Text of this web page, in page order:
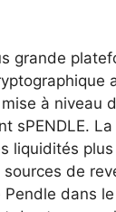
grande
à niveau
sPENDLE.
liquidités
de
Pendle dans